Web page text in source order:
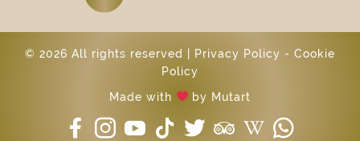
© 2026 All rights reserved | Privacy Policy - Cookie
Policy
Made with
by Mutart